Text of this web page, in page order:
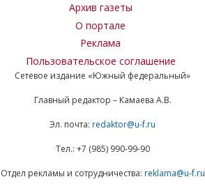
Архив газеты
О портале
Реклама
Пользовательское соглашение
Сетевое издание «Южный федеральный»
Главный редактор – Камаева А.В.
Эл. почта: redaktor@u-f.ru
Тел.: +7 (985) 990-99-90
Отдел рекламы и сотрудничества: reklama@u-f.ru